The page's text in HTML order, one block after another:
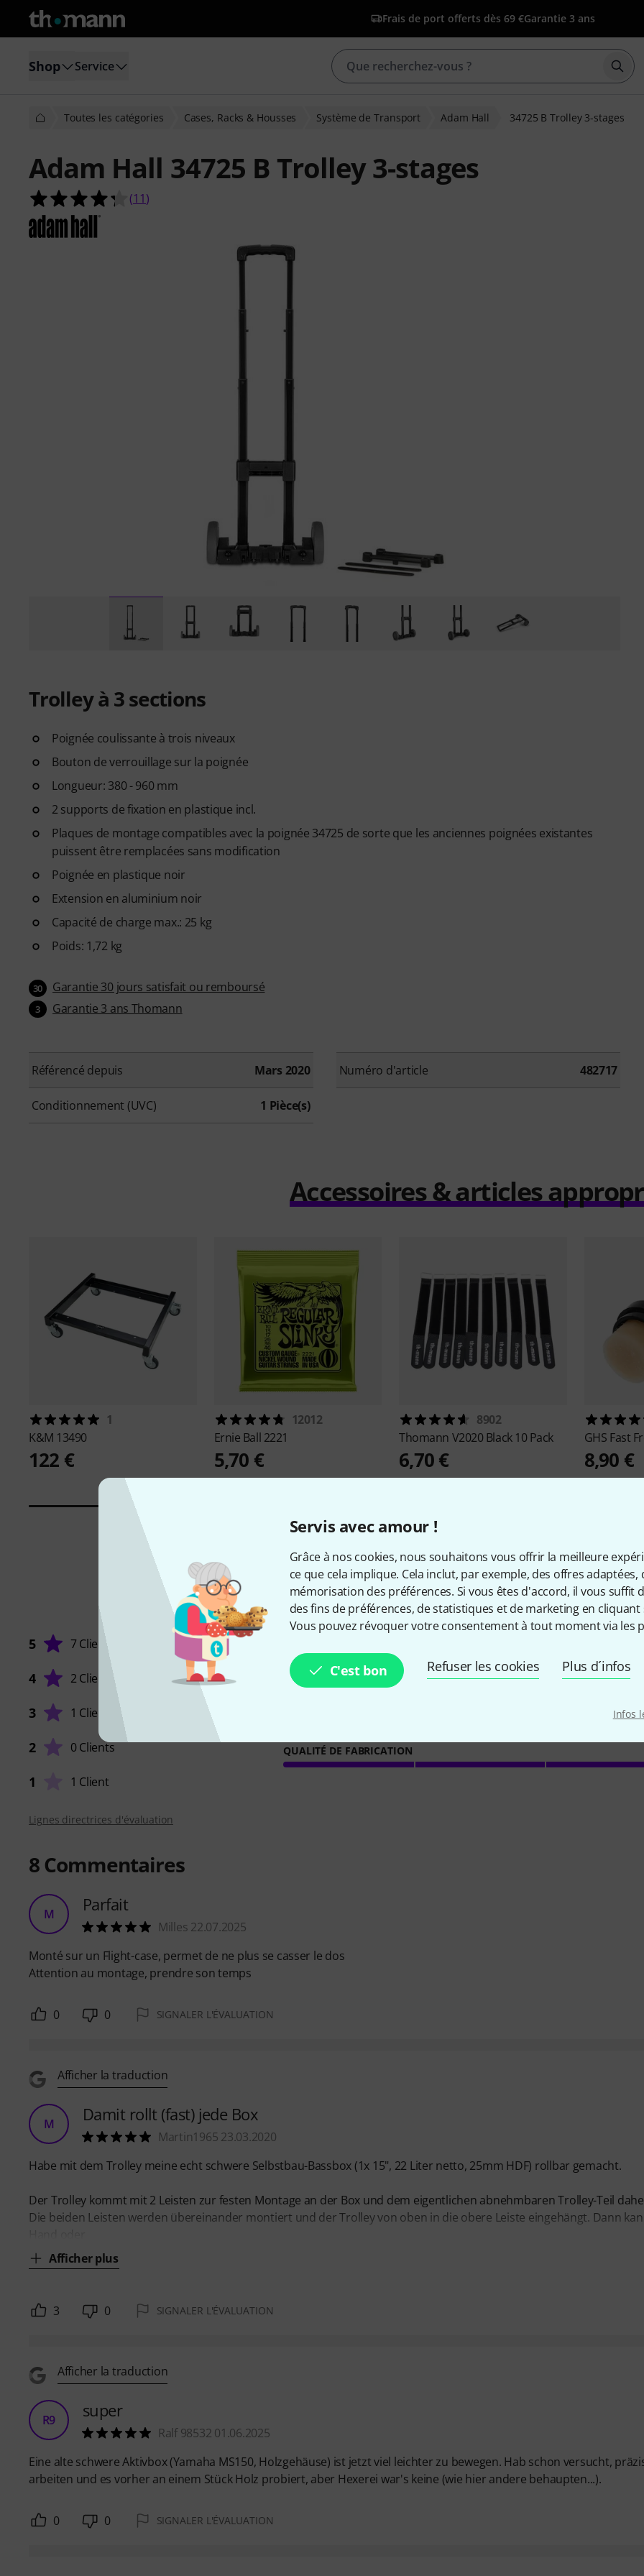
Servis avec amour !
Grâce à nos cookies, nous souhaitons vous offrir la meilleure
ce que cela implique. Cela inclut, par exemple, des offres
mémorisation des préférences. Si vous êtes d'accord, il vous suffit
des fins de préférences, de statistiques et de marketing en
Vous pouvez révoquer votre consentement à tout moment via les
C'est bon Refuser les cookies Plus d´infos
Infos
Frais de port offerts dès 69 €Garantie 3 ans
Shop Service
Toutes les catégories Cases, Racks & Housses Système de Transport Adam Hall 34725 B Trolley 3-stages
Adam Hall 34725 B Trolley 3-stages
4.3 étoiles sur 5 d'après 11 évaluations clients
(11)
Trolley à 3 sections
Poignée coulissante à trois niveaux
Bouton de verrouillage sur la poignée
Longueur: 380 - 960 mm
2 supports de fixation en plastique incl.
Plaques de montage compatibles avec la poignée 34725 de sorte que les anciennes poignées existantes
puissent être remplacées sans modification
Poignée en plastique noir
Extension en aluminium noir
Capacité de charge max.: 25 kg
Poids: 1,72 kg
30 Garantie 30 jours satisfait ou remboursé
3 Garantie 3 ans Thomann
Référencé depuis Mars 2020 Numéro d'article 482717
Conditionnement (UVC) 1 Pièce(s)
Accessoires & articles
1
K&M 13490
122 €
12012
Ernie Ball 2221
5,70 €
8902
Thomann V2020 Black 10 Pack
6,70 €
GHS Fast
8,90 €
11Évaluations des clients
5 7 Clients
4 2 Clients
3 1 Client
2 0 Clients
1 1 Client
4.3/ 5
QUALITÉ DE FABRICATION
Lignes directrices d'évaluation
8 Commentaires
M Parfait
Milles 22.07.2025
Monté sur un Flight-case, permet de ne plus se casser le dos
Attention au montage, prendre son temps
0 0 SIGNALER L'ÉVALUATION
Afficher la traduction
M Damit rollt (fast) jede Box
Martin1965 23.03.2020
Habe mit dem Trolley meine echt schwere Selbstbau-Bassbox (1x 15", 22 Liter netto, 25mm HDF) rollbar gemacht.
Der Trolley kommt mit 2 Leisten zur festen Montage an der Box und dem eigentlichen abnehmbaren Trolley-Teil
Die beiden Leisten werden übereinander montiert und der Trolley von oben in die obere Leiste eingehängt. Dann
Afficher plus
3 0 SIGNALER L'ÉVALUATION
Afficher la traduction
R9 super
Ralf 98532 01.06.2025
Eine alte schwere Aktivbox (Yamaha MS150, Holzgehäuse) ist jetzt viel leichter zu bewegen. Hab schon versucht,
arbeiten und es vorher an einem Stück Holz probiert, aber Hexerei war's keine (wie hier andere behaupten...).
0 0 SIGNALER L'ÉVALUATION